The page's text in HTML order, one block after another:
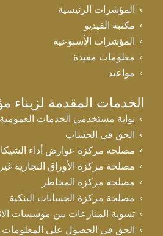
المؤشرات الرئيسية
مكتبة الفيديو
المؤشرات الأسبوعية
معلومات مفيدة
مواعيد
الخدمات المقدمة لزبناء
بوابة مستخدمي الخدمات العمومية
الحق في الحساب
مصلحة مركزة عوارض أداء
مصلحة مركزة الأوراق التجارية غير
مصلحة مركزة المخاطر
مصلحة مركزة الحسابات البنكية
تسوية المنازعات بين مؤسسات
الحق في الحصول على المعلومات